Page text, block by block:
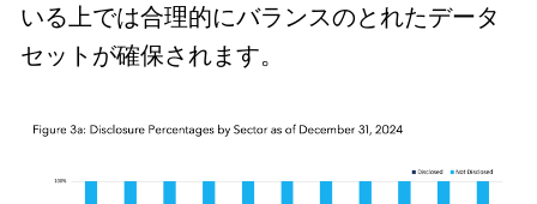
いる上では合理的にバランスのとれたデータ
セットが確保されます。